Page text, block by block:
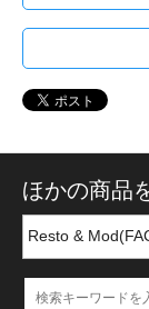
ほかの商品